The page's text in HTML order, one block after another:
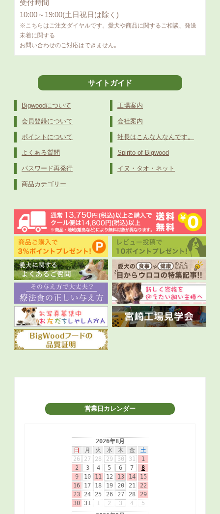
受付時間
10:00～19:00(土日祝日は除く)
※こちらはご注文ダイヤルです。愛犬や商品に関するご相談、発送
未着に関する
お問い合わせのご対応はできません｡
サイトガイド
Bigwoodについて
会員登録について
ポイントについて
よくある質問
パスワード再発行
商品カテゴリー
工場案内
会社案内
社長はこんな人なんです。
Spirito of Bigwood
イヌ・タオ・ネット